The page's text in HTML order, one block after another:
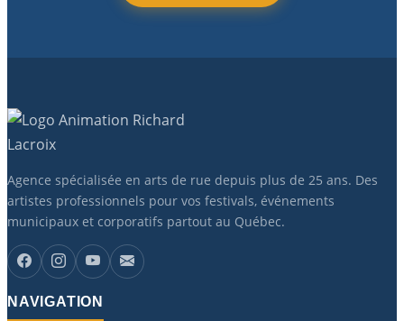
Agence spécialisée en arts de rue depuis plus de 25 ans. Des
artistes professionnels pour vos festivals, événements
municipaux et corporatifs partout au Québec.
NAVIGATION